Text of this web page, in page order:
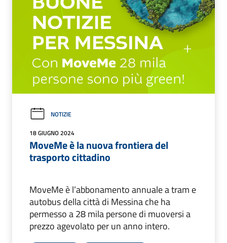
NOTIZIE
18 GIUGNO 2024
MoveMe è la nuova frontiera del
trasporto cittadino
MoveMe è l’abbonamento annuale a tram e
autobus della città di Messina che ha
permesso a 28 mila persone di muoversi a
prezzo agevolato per un anno intero.